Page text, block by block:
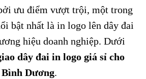
ưu điểm vượt trội, một trong
bật nhất là in logo lên dây đai
hiệu doanh nghiệp. Dưới
dây đai in logo giá sỉ cho
Dương.